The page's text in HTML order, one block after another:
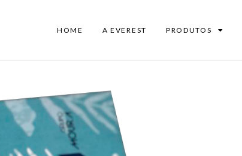
HOME A EVEREST PRODUTOS